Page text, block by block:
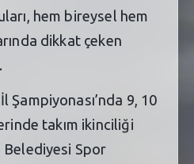
hem bireysel hem
dikkat çeken
Şampiyonası’nda 9, 10
takım ikinciliği
Spor